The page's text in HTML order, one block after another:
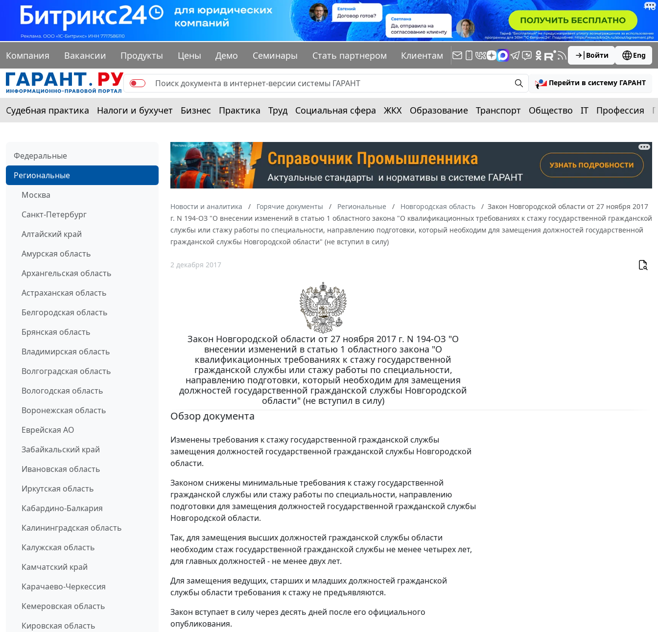
Компания Вакансии Продукты Цены Демо Семинары Стать партнером Клиентам Войти Eng
Перейти в систему ГАРАНТ
Судебная практика Налоги и бухучет Бизнес Практика Труд Социальная сфера ЖКХ Образование Транспорт Общество IT Профессия
Федеральные
Региональные
Москва
Санкт-Петербург
Алтайский край
Амурская область
Архангельская область
Астраханская область
Белгородская область
Брянская область
Владимирская область
Волгоградская область
Вологодская область
Воронежская область
Еврейская АО
Забайкальский край
Ивановская область
Иркутская область
Кабардино-Балкария
Калининградская область
Калужская область
Камчатский край
Карачаево-Черкессия
Кемеровская область
Кировская область
Новости и аналитика Горячие документы Региональные Новгородская область
Закон Новгородской области от 27 ноября 2017
г. N 194-ОЗ "О внесении изменений в статью 1 областного закона "О квалификационных требованиях к стажу государственной гражданской
службы или стажу работы по специальности, направлению подготовки, который необходим для замещения должностей государственной
гражданской службы Новгородской области" (не вступил в силу)
2 декабря 2017
Закон Новгородской области от 27 ноября 2017 г. N 194-ОЗ "О
внесении изменений в статью 1 областного закона "О
квалификационных требованиях к стажу государственной
гражданской службы или стажу работы по специальности,
направлению подготовки, который необходим для замещения
должностей государственной гражданской службы Новгородской
области" (не вступил в силу)
Обзор документа
Изменены требования к стажу государственной гражданской службы
замещения должностей государственной гражданской службы Новгородской
области.
Законом снижены минимальные требования к стажу государственной
гражданской службы или стажу работы по специальности, направлению
подготовки для замещения должностей государственной гражданской службы
Новгородской области.
Так, для замещения высших должностей гражданской службы области
необходим стаж государственной гражданской службы не менее четырех лет,
для главных должностей - не менее двух лет.
Для замещения ведущих, старших и младших должностей гражданской
службы области требования к стажу не предъявляются.
Закон вступает в силу через десять дней после его официального
опубликования.